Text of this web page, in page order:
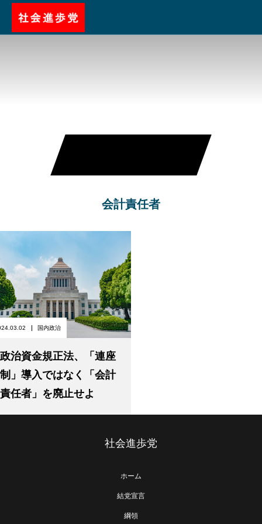
会計責任者
国内政治
政治資金規正法、「連座
制」導入ではなく「会計
責任者」を廃止せよ
社会進歩党
ホーム
結党宣言
綱領